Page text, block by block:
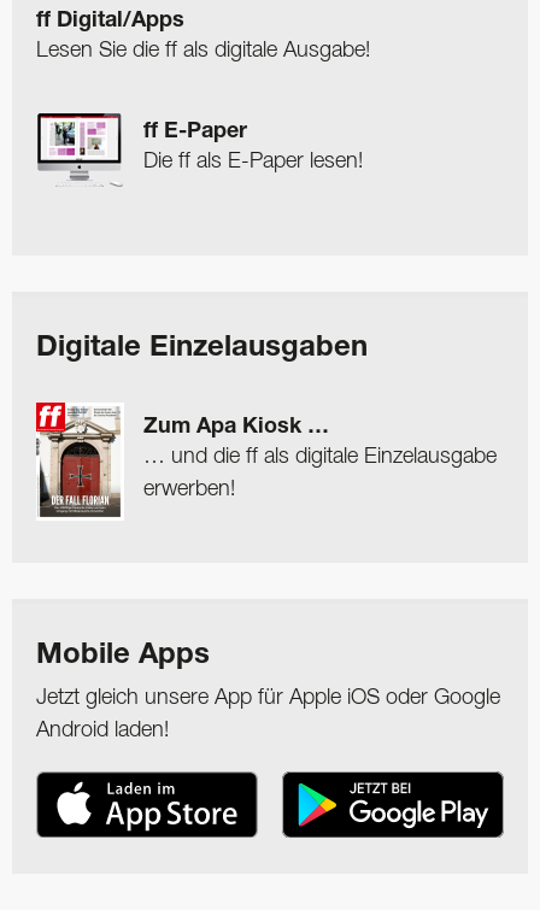
ff Digital/Apps
Lesen Sie die ff als digitale Ausgabe!
ff E-Paper
Die ff als E-Paper lesen!
Digitale Einzelausgaben
Zum Apa Kiosk …
… und die ff als digitale Einzelausgabe
erwerben!
Mobile Apps
Jetzt gleich unsere App für Apple iOS oder Google
Android laden!